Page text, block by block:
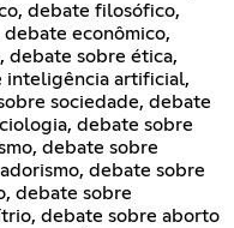
debate filosófico,
econômico,
debate sobre ética,
inteligência artificial,
sociedade, debate
debate sobre
debate sobre
debate sobre
debate sobre
debate sobre aborto